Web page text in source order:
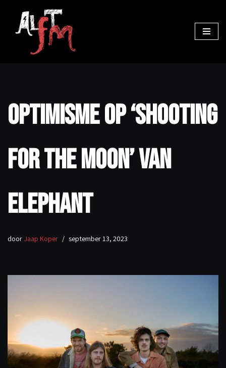
Optimisme op ‘Shooting
For The Moon’ van
Elephant
door Jaap Koper september 13, 2023